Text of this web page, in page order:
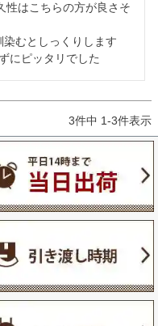
性はこちらの方が良さそ
むとしっくりします
3件中 1-3件表示